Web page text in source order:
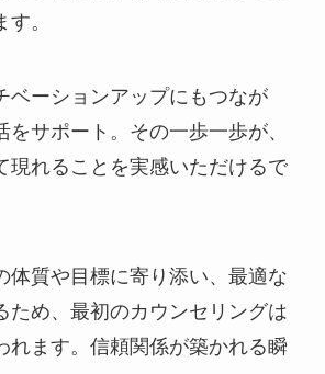
。
ベーションアップにもつなが
をサポート。その一歩一歩が、
現れることを実感いただけるで
体質や目標に寄り添い、最適な
ため、最初のカウンセリングは
れます。信頼関係が築かれる瞬